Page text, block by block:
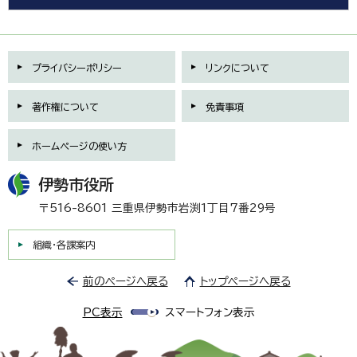
プライバシーポリシー リンクについて
著作権について 免責事項
ホームページの使い方
伊勢市役所
〒516-8601 三重県伊勢市岩渕1丁目7番29号
組織・各課案内
前のページへ戻る トップページへ戻る
PC表示 スマートフォン表示